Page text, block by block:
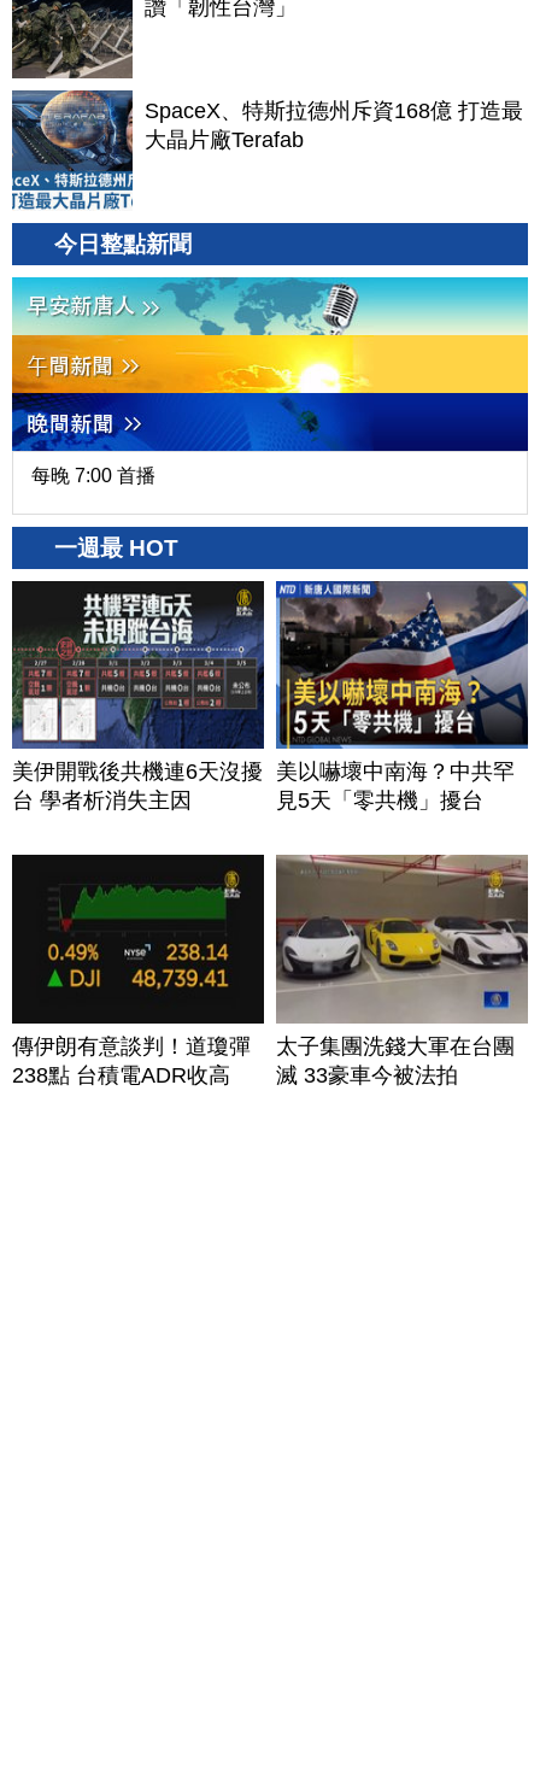
讚「韌性台灣」
SpaceX、特斯拉德州斥資168億 打造最
大晶片廠Terafab
今日整點新聞
每晚 7:00 首播
一週最 HOT
美伊開戰後共機連6天沒擾
台 學者析消失主因
美以嚇壞中南海？中共罕
見5天「零共機」擾台
傳伊朗有意談判！道瓊彈
238點 台積電ADR收高
太子集團洗錢大軍在台團
滅 33豪車今被法拍